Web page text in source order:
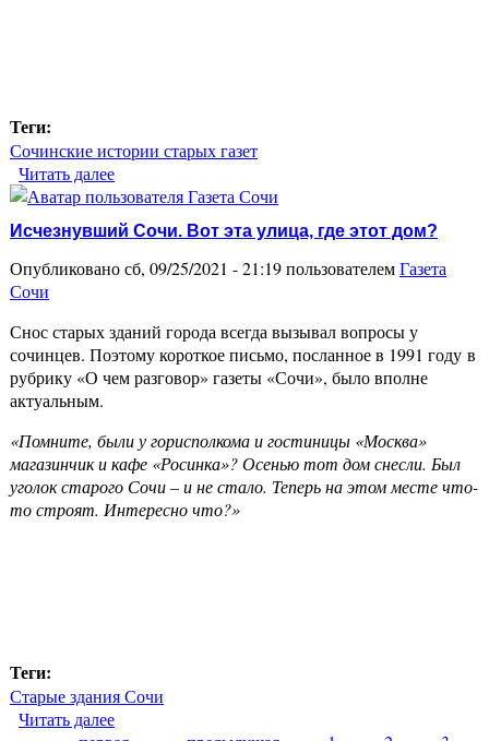
Теги:
Сочинские истории старых газет
Читать далее
наркомовских волос
Исчезнувший Сочи. Вот эта улица, где этот дом?
Опубликовано сб, 09/25/2021 - 21:19 пользователемГазета
Сочи
Снос старых зданий города всегда вызывал вопросы у
сочинцев. Поэтому короткое письмо, посланное в 1991 году в
рубрику «О чем разговор» газеты «Сочи», было вполне
актуальным.
«Помните, были у горисполкома и гостиницы «Москва»
магазинчик и кафе «Росинка»? Осенью тот дом снесли. Был
уголок старого Сочи – и не стало. Теперь на этом месте что-
то строят. Интересно что?»
Теги:
Старые здания Сочи
Читать далее